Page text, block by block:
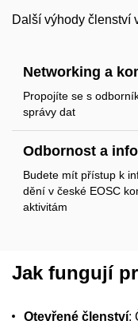
Další výhody členství
Networking a
Propojíte se s
správy dat
Odbornost a
Budete mít přístup k
dění v české EOSC
aktivitám
Jak fungují
Otevřené členství: